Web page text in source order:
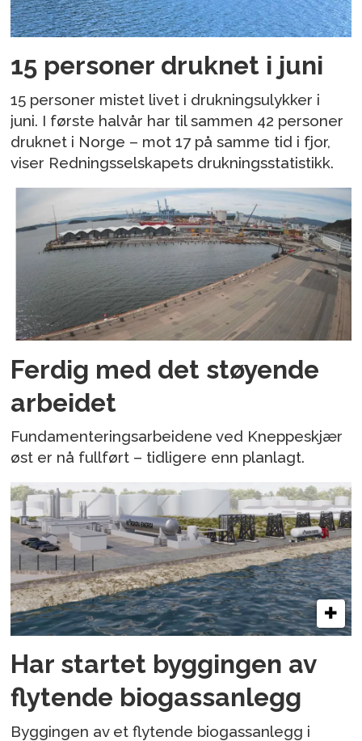
15 personer druknet i juni
15 personer mistet livet i drukningsulykker i
juni. I første halvår har til sammen 42 personer
druknet i Norge – mot 17 på samme tid i fjor,
viser Redningsselskapets drukningsstatistikk.
Ferdig med det støyende
arbeidet
Fundamenteringsarbeidene ved Kneppeskjær
øst er nå fullført – tidligere enn planlagt.
Har startet byggingen av
flytende biogassanlegg
Byggingen av et flytende biogassanlegg i